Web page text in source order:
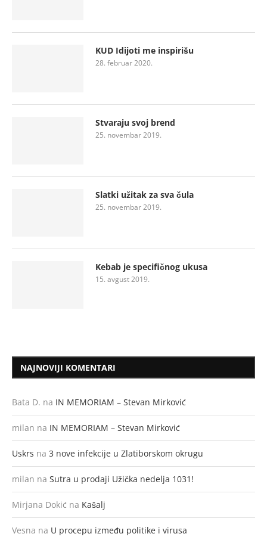
KUD Idijoti me inspirišu
28. februar 2020.
Stvaraju svoj brend
25. novembar 2019.
Slatki užitak za sva čula
25. novembar 2019.
Kebab je specifičnog ukusa
15. avgust 2019.
NAJNOVIJI KOMENTARI
Bata D. na IN MEMORIAM – Stevan Mirković
milan na IN MEMORIAM – Stevan Mirković
Uskrs na 3 nove infekcije u Zlatiborskom okrugu
milan na Sutra u prodaji Užička nedelja 1031!
Mirjana Dokić na Kašalj
Vesna na U procepu između politike i virusa